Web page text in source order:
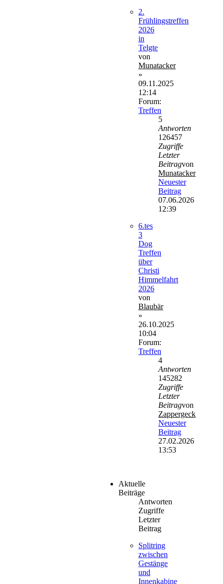
2.
Frühlingstreffen
2026
in
Telgte
von
Munatacker
»
09.11.2025
12:14
Forum:
Treffen
5
Antworten
126457
Zugriffe
Letzter
Beitragvon
Munatacker
Neuester
Beitrag
07.06.2026
12:39
6.tes
3
Dog
Treffen
über
Christi
Himmelfahrt
2026
von
Blaubär
»
26.10.2025
10:04
Forum:
Treffen
4
Antworten
145282
Zugriffe
Letzter
Beitragvon
Zappergeck
Neuester
Beitrag
27.02.2026
13:53
Aktuelle
Beiträge
Antworten
Zugriffe
Letzter
Beitrag
Splitring
zwischen
Gestänge
und
Innenkabine